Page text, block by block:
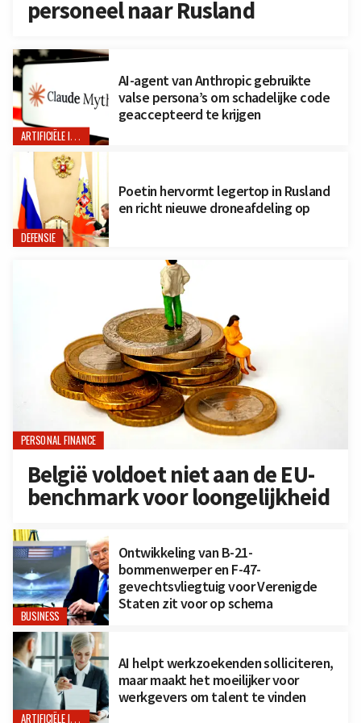
personeel naar Rusland
ARTIFICIËLE INTELLIGENTIE
AI-agent van Anthropic gebruikte
valse persona’s om schadelijke code
geaccepteerd te krijgen
DEFENSIE
Poetin hervormt legertop in Rusland
en richt nieuwe droneafdeling op
PERSONAL FINANCE
België voldoet niet aan de EU-
benchmark voor loongelijkheid
BUSINESS
Ontwikkeling van B-21-
bommenwerper en F-47-
gevechtsvliegtuig voor Verenigde
Staten zit voor op schema
ARTIFICIËLE INTELLIGENTIE
AI helpt werkzoekenden solliciteren,
maar maakt het moeilijker voor
werkgevers om talent te vinden